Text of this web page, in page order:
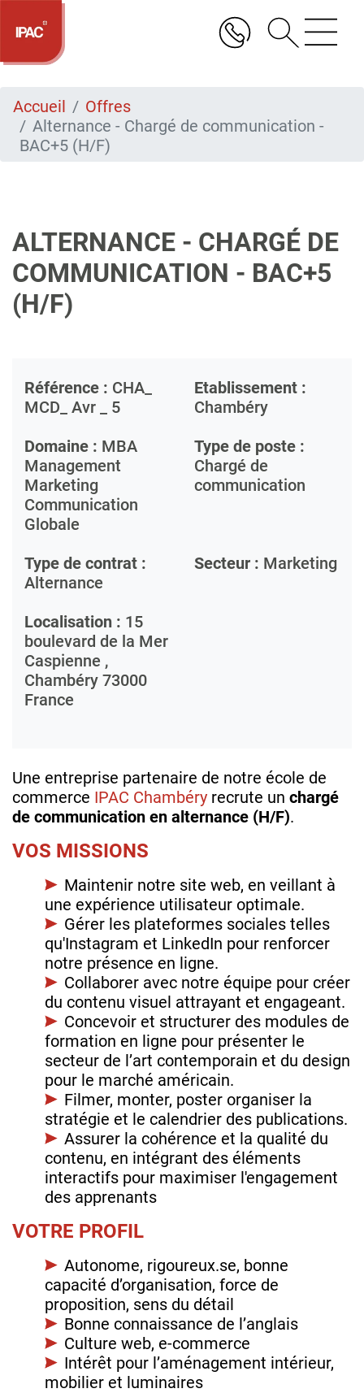
Aller
contenu
Accueil
Offres
Alternance - Chargé de communication -
BAC+5 (H/F)
ALTERNANCE - CHARGÉ DE
COMMUNICATION - BAC+5
(H/F)
Référence : CHA_
MCD_ Avr _ 5
Etablissement :
Chambéry
Domaine : MBA
Management
Marketing
Communication
Globale
Type de poste :
Chargé de
communication
Type de contrat :
Alternance
Secteur : Marketing
Localisation : 15
boulevard de la Mer
Caspienne ,
Chambéry 73000
France
Une entreprise partenaire de notre école de
commerce IPAC Chambéry recrute un chargé
de communication en alternance (H/F).
VOS MISSIONS
Maintenir notre site web, en veillant à
une expérience utilisateur optimale.
Gérer les plateformes sociales telles
qu'Instagram et LinkedIn pour renforcer
notre présence en ligne.
Collaborer avec notre équipe pour créer
du contenu visuel attrayant et engageant.
Concevoir et structurer des modules de
formation en ligne pour présenter le
secteur de l’art contemporain et du design
pour le marché américain.
Filmer, monter, poster organiser la
stratégie et le calendrier des publications.
Assurer la cohérence et la qualité du
contenu, en intégrant des éléments
interactifs pour maximiser l'engagement
des apprenants
VOTRE PROFIL
Autonome, rigoureux.se, bonne
capacité d’organisation, force de
proposition, sens du détail
Bonne connaissance de l’anglais
Culture web, e-commerce
Intérêt pour l’aménagement intérieur,
mobilier et luminaires